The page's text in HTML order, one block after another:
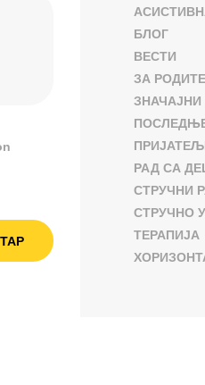
БЛОГ
ВЕСТИ
ЗА
ЗНАЧАЈНИ
РАД СА
СТРУЧНИ
СТРУЧНО
ТЕРАПИЈА